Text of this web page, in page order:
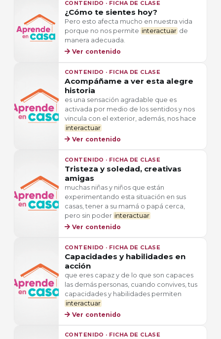
CONTENIDO · FICHA DE CLASE
¿Cómo te sientes hoy?
Pero esto afecta mucho en nuestra vida
porque no nos permite interactuar de
manera adecuada.
Ver contenido
CONTENIDO · FICHA DE CLASE
Acompáñame a ver esta alegre
historia
es una sensación agradable que es
activada por medio de los sentidos y nos
vincula con el exterior, además, nos hace
interactuar
Ver contenido
CONTENIDO · FICHA DE CLASE
Tristeza y soledad, creativas
amigas
muchas niñas y niños que están
experimentando esta situación en sus
casas, tener a su mamá o papá cerca,
pero sin poder interactuar
Ver contenido
CONTENIDO · FICHA DE CLASE
Capacidades y habilidades en
acción
que eres capaz y de lo que son capaces
las demás personas, cuando convives, tus
capacidades y habilidades permiten
interactuar
Ver contenido
CONTENIDO · FICHA DE CLASE